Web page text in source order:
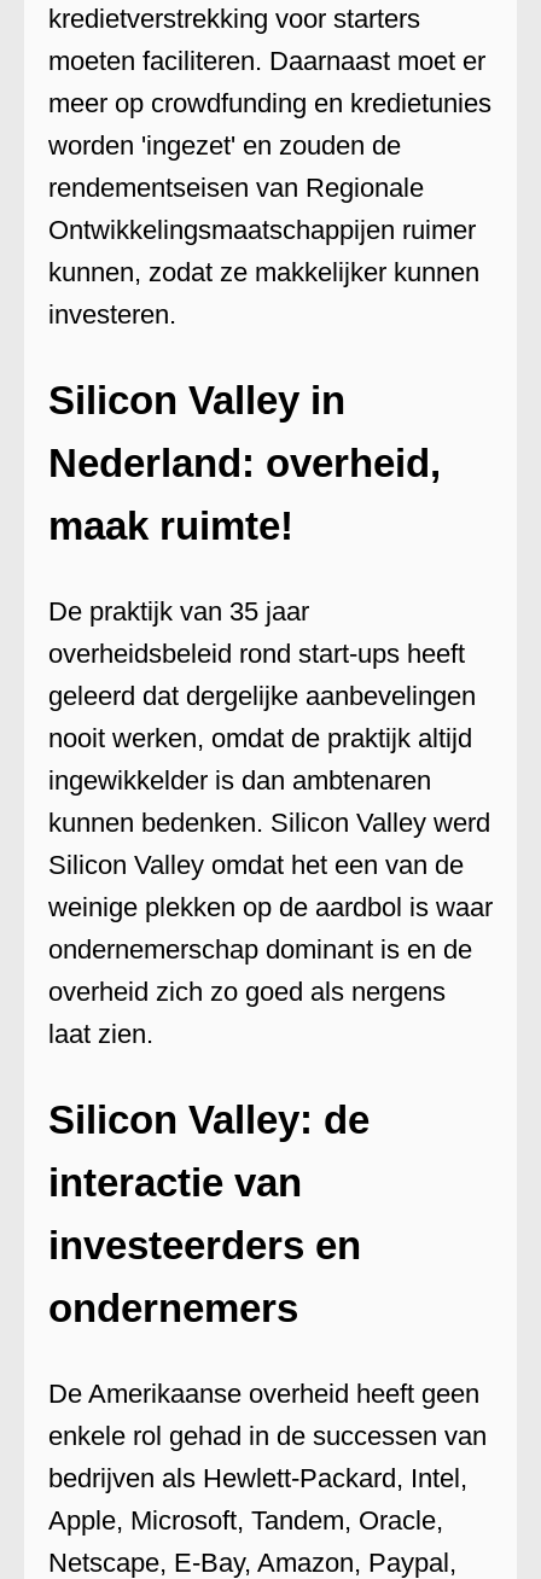
kredietverstrekking voor starters
moeten faciliteren. Daarnaast moet er
meer op crowdfunding en kredietunies
worden 'ingezet' en zouden de
rendementseisen van Regionale
Ontwikkelingsmaatschappijen ruimer
kunnen, zodat ze makkelijker kunnen
investeren.
Silicon Valley in
Nederland: overheid,
maak ruimte!
De praktijk van 35 jaar
overheidsbeleid rond start-ups heeft
geleerd dat dergelijke aanbevelingen
nooit werken, omdat de praktijk altijd
ingewikkelder is dan ambtenaren
kunnen bedenken. Silicon Valley werd
Silicon Valley omdat het een van de
weinige plekken op de aardbol is waar
ondernemerschap dominant is en de
overheid zich zo goed als nergens
laat zien.
Silicon Valley: de
interactie van
investeerders en
ondernemers
De Amerikaanse overheid heeft geen
enkele rol gehad in de successen van
bedrijven als Hewlett-Packard, Intel,
Apple, Microsoft, Tandem, Oracle,
Netscape, E-Bay, Amazon, Paypal,